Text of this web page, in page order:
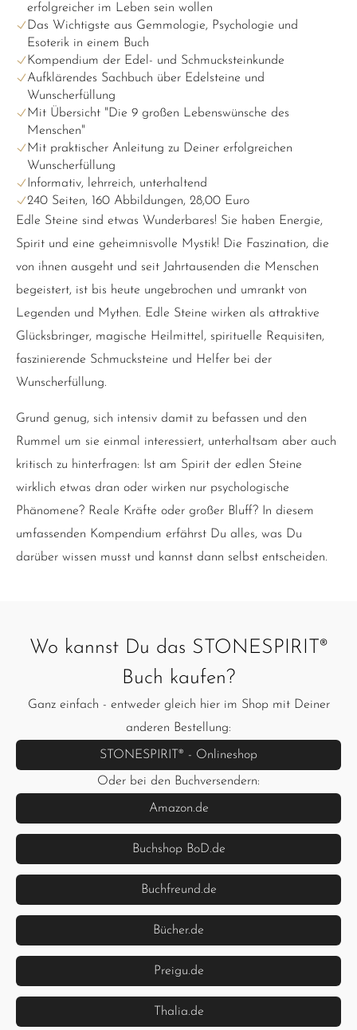
erfolgreicher im Leben sein wollen
Das Wichtigste aus Gemmologie, Psychologie und
Esoterik in einem Buch
Kompendium der Edel- und Schmucksteinkunde
Aufklärendes Sachbuch über Edelsteine und
Wunscherfüllung
Mit Übersicht "Die 9 großen Lebenswünsche des
Menschen"
Mit praktischer Anleitung zu Deiner erfolgreichen
Wunscherfüllung
Informativ, lehrreich, unterhaltend
240 Seiten, 160 Abbildungen, 28,00 Euro
Edle Steine sind etwas Wunderbares! Sie haben Energie,
Spirit und eine geheimnisvolle Mystik! Die Faszination, die
von ihnen ausgeht und seit Jahrtausenden die Menschen
begeistert, ist bis heute ungebrochen und umrankt von
Legenden und Mythen. Edle Steine wirken als attraktive
Glücksbringer, magische Heilmittel, spirituelle Requisiten,
faszinierende Schmucksteine und Helfer bei der
Wunscherfüllung.
Grund genug, sich intensiv damit zu befassen und den
Rummel um sie einmal interessiert, unterhaltsam aber auch
kritisch zu hinterfragen: Ist am Spirit der edlen Steine
wirklich etwas dran oder wirken nur psychologische
Phänomene? Reale Kräfte oder großer Bluff? In diesem
umfassenden Kompendium erfährst Du alles, was Du
darüber wissen musst und kannst dann selbst entscheiden.
Wo kannst Du das STONESPIRIT®
Buch kaufen?
Ganz einfach - entweder gleich hier im Shop mit Deiner
anderen Bestellung:
STONESPIRIT® - Onlineshop
Oder bei den Buchversendern:
Amazon.de
Buchshop BoD.de
Buchfreund.de
Bücher.de
Preigu.de
Thalia.de